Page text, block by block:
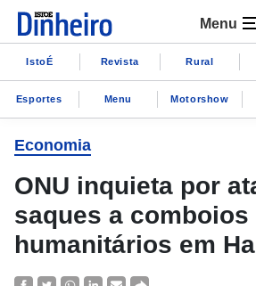
Menu
IstoÉ Revista Rural
Esportes Menu Motorshow
Economia
ONU inquieta por
saques a comboios
humanitários em